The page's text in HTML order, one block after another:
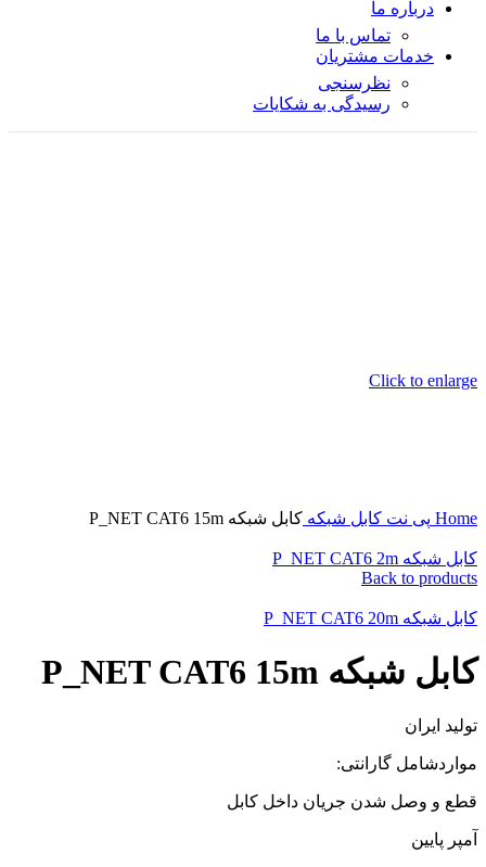
درباره ما
تماس با ما
خدمات مشتریان
نظرسنجی
رسیدگی به شکایات
Click to enlarge
Home پی نت کابل شبکه کابل شبکه P_NET CAT6 15m
کابل شبکه P_NET CAT6 2m
Back to products
کابل شبکه P_NET CAT6 20m
کابل شبکه P_NET CAT6 15m
تولید ایران
مواردشامل گارانتی:
قطع و وصل شدن جریان داخل کابل
آمپر پایین